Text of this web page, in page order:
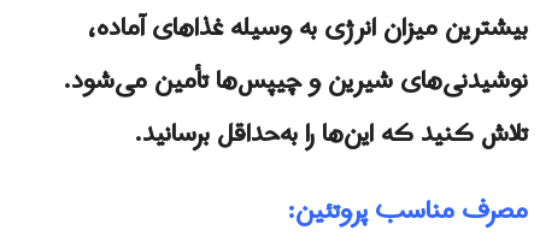
بیشترین میزان انرژی به وسیله غذاهای آماده،
نوشیدنی‌های شیرین و چیپس‌ها تأمین می‌شود.
تلاش کنید که این‌ها را به‌حداقل برسانید.
مصرف مناسب پروتئین: